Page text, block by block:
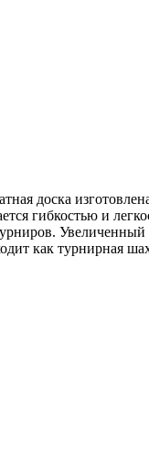
доска
гибкостью и
как турнирная